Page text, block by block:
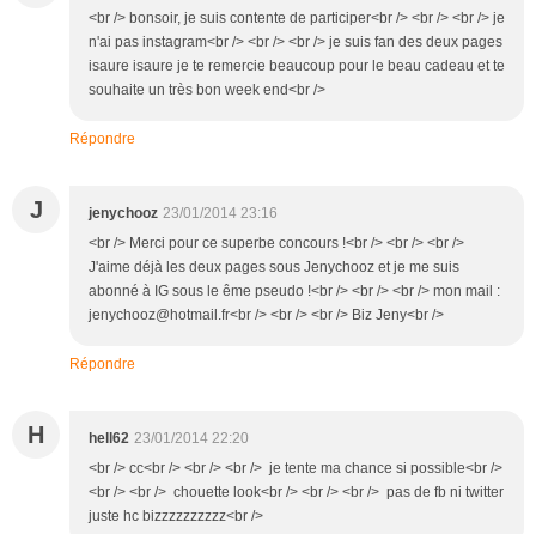
<br /> bonsoir, je suis contente de participer<br /> <br /> <br /> je
n'ai pas instagram<br /> <br /> <br /> je suis fan des deux pages
isaure isaure je te remercie beaucoup pour le beau cadeau et te
souhaite un très bon week end<br />
Répondre
J jenychooz 23/01/2014 23:16
<br /> Merci pour ce superbe concours !<br /> <br /> <br />
J'aime déjà les deux pages sous Jenychooz et je me suis
abonné à IG sous le ême pseudo !<br /> <br /> <br /> mon mail :
jenychooz@hotmail.fr<br /> <br /> <br /> Biz Jeny<br />
Répondre
H hell62 23/01/2014 22:20
<br /> cc<br /> <br /> <br /> je tente ma chance si possible<br />
<br /> <br /> chouette look<br /> <br /> <br /> pas de fb ni twitter
juste hc bizzzzzzzzzz<br />